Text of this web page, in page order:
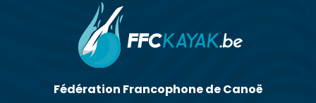
Fédération Francophone de Canoë